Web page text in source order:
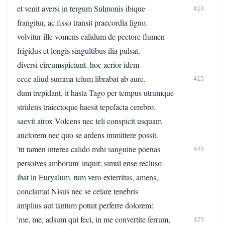
et venit aversi in tergum Sulmonis ibique
410
frangitur, ac fisso transit praecordia ligno.
volvitur ille vomens calidum de pectore flumen
frigidus et longis singultibus ilia pulsat.
diversi circumspiciunt. hoc acrior idem
ecce aliud summa telum librabat ab aure.
415
dum trepidant, it hasta Tago per tempus utrumque
stridens traiectoque haesit tepefacta cerebro.
saevit atrox Volcens nec teli conspicit usquam
auctorem nec quo se ardens immittere possit.
'tu tamen interea calido mihi sanguine poenas
420
persolves amborum' inquit; simul ense recluso
ibat in Euryalum. tum vero exterritus, amens,
conclamat Nisus nec se celare tenebris
amplius aut tantum potuit perferre dolorem:
'me, me, adsum qui feci, in me convertite ferrum,
425